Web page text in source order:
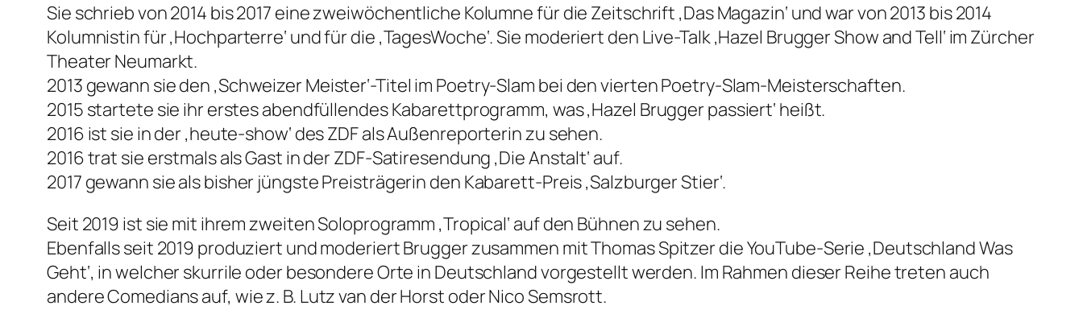
Sie schrieb von 2014 bis 2017 eine zweiwöchentliche Kolumne für die Zeitschrift ‚Das Magazin‘ und war von 2013 bis 2014
Kolumnistin für ‚Hochparterre‘ und für die ‚TagesWoche‘. Sie moderiert den Live-Talk ‚Hazel Brugger Show and Tell‘ im Zürcher
Theater Neumarkt.
2013 gewann sie den ‚Schweizer Meister‘-Titel im Poetry-Slam bei den vierten Poetry-Slam-Meisterschaften.
2015 startete sie ihr erstes abendfüllendes Kabarettprogramm, was ‚Hazel Brugger passiert‘ heißt.
2016 ist sie in der ‚heute-show‘ des ZDF als Außenreporterin zu sehen.
2016 trat sie erstmals als Gast in der ZDF-Satiresendung ‚Die Anstalt‘ auf.
2017 gewann sie als bisher jüngste Preisträgerin den Kabarett-Preis ‚Salzburger Stier‘.
Seit 2019 ist sie mit ihrem zweiten Soloprogramm ‚Tropical‘ auf den Bühnen zu sehen.
Ebenfalls seit 2019 produziert und moderiert Brugger zusammen mit Thomas Spitzer die YouTube-Serie ‚Deutschland Was
Geht‘, in welcher skurrile oder besondere Orte in Deutschland vorgestellt werden. Im Rahmen dieser Reihe treten auch
andere Comedians auf, wie z. B. Lutz van der Horst oder Nico Semsrott.